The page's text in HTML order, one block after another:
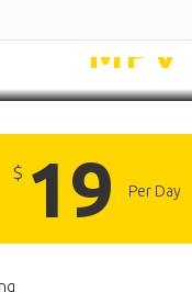
3 /MPV
$ 19 Per Day